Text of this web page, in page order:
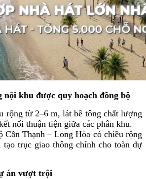
nội khu được quy hoạch đồng bộ
rộng từ 2–6 m, lát bê tông chất lượng
nối thuận tiện giữa các phân khu.
Cần Thạnh – Long Hòa có chiều rộng
trục giao thông chính cho toàn dự
án vượt trội